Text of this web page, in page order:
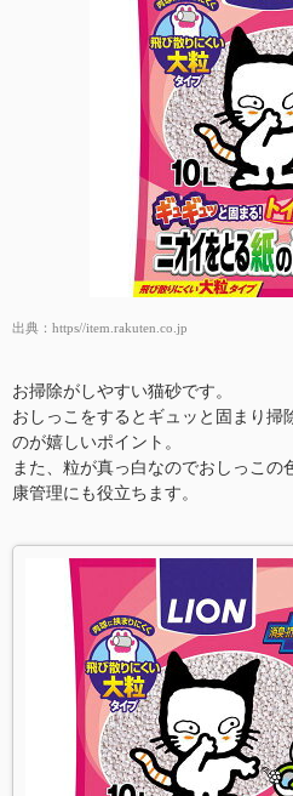
出典： https//item.rakuten.co.jp
お掃除がしやすい猫砂です。
おしっこをするとギュッと固まり掃
のが嬉しいポイント。
また、粒が真っ白なのでおしっこの
康管理にも役立ちます。